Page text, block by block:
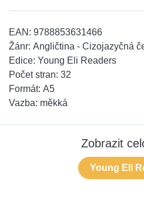
EAN: 9788853631466
Žánr: Angličtina - Cizojazyčná
Edice: Young Eli Readers
Počet stran: 32
Formát: A5
Vazba: měkká
Zobrazit
Young Eli